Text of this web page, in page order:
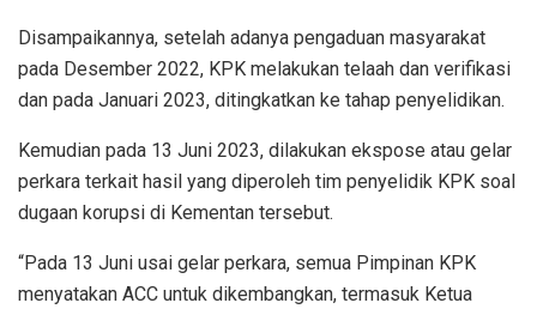
Disampaikannya, setelah adanya pengaduan masyarakat
pada Desember 2022, KPK melakukan telaah dan verifikasi
dan pada Januari 2023, ditingkatkan ke tahap penyelidikan.
Kemudian pada 13 Juni 2023, dilakukan ekspose atau gelar
perkara terkait hasil yang diperoleh tim penyelidik KPK soal
dugaan korupsi di Kementan tersebut.
“Pada 13 Juni usai gelar perkara, semua Pimpinan KPK
menyatakan ACC untuk dikembangkan, termasuk Ketua